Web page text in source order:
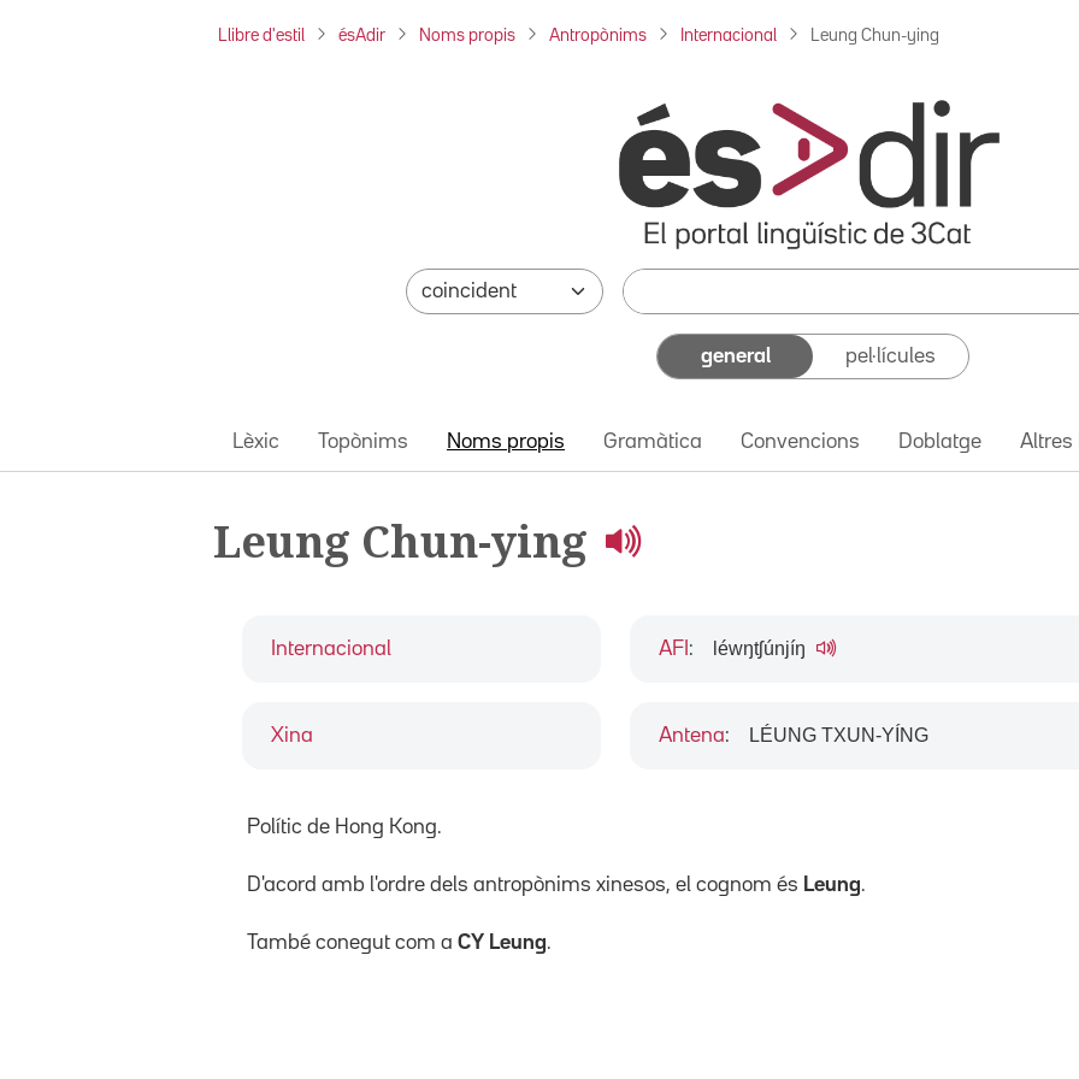
Llibre d'estil ésAdir Noms propis Antropònims Internacional Leung Chun-ying
general pel·lícules
Lèxic Topònims Noms propis Gramàtica Convencions Doblatge Altres
Leung Chun-ying
Internacional
Xina
AFI : léwŋtʃúnjíŋ
Antena: LÉUNG TXUN-YÍNG
Polític de Hong Kong.
D'acord amb l'ordre dels antropònims xinesos, el cognom és Leung.
També conegut com a CY Leung.